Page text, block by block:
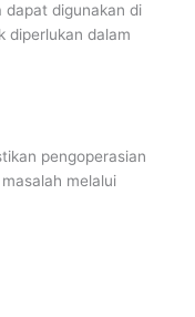
dapat digunakan di
diperlukan dalam
pengoperasian
melalui